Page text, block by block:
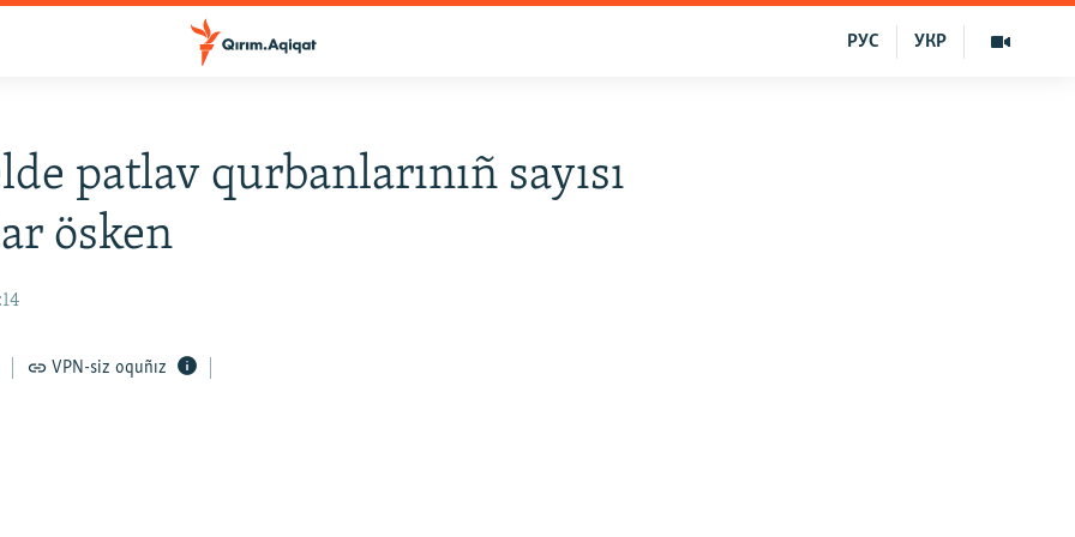
УКР
РУС
patlav qurbanlarınıñ sayısı
ösken
VPN-siz oquñız